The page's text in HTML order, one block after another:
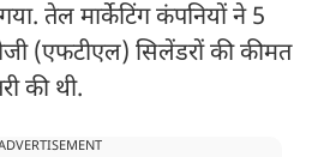
तेल मार्केटिंग कंपनियों ने 5
(एफटीएल) सिलेंडरों की कीमत
की थी.